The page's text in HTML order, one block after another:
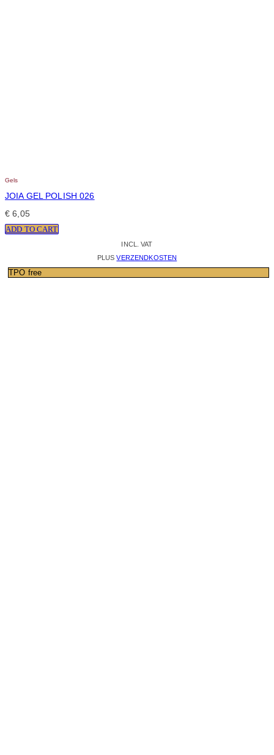
Gels
JOIA GEL POLISH 026
€ 6,05
ADD TO CART
INCL. VAT
PLUSVERZENDKOSTEN
TPO free